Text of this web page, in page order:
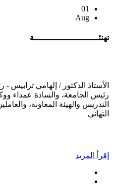
01
Aug
تهنئــــــــــــــــــــــــــة
التهاني
إقرأ المزيد